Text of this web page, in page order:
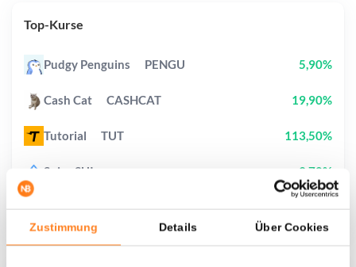
Zustimmung Details Über Cookies
Top-Kurse
Pudgy Penguins PENGU 5,90%
Cash Cat CASHCAT 19,90%
Tutorial TUT 113,50%
Sui SUI 3,70%
Pepe PEPE 2,20%